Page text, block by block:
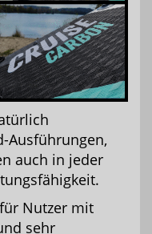
Ausführungen,
auch in jeder
Nutzer mit
sehr